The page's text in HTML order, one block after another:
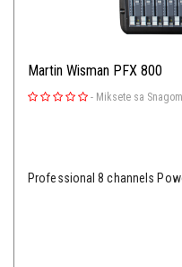
Martin Wisman PFX 800
- Miksete sa Snagom
Professional 8 channels